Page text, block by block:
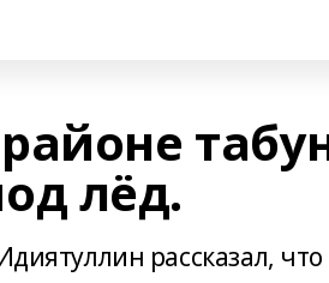
лёд.
рассказал,